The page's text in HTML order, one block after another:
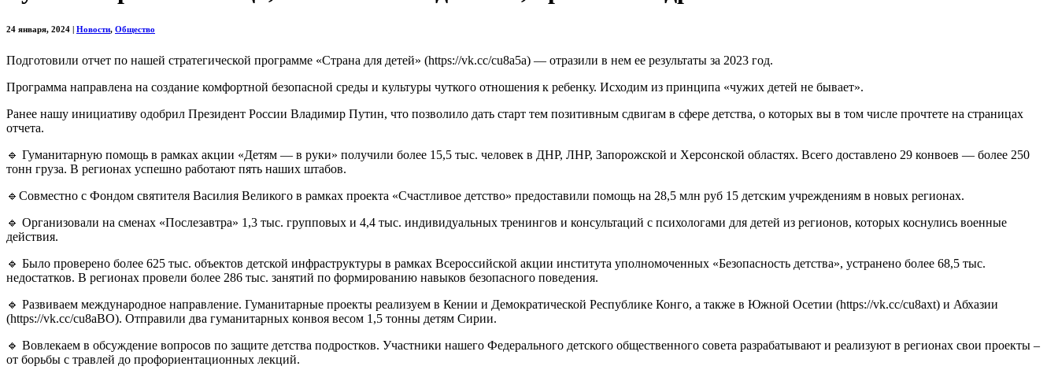
24 января, 2024 Новости, Общество
Подготовили отчет по нашей стратегической программе «Страна для детей» (https://vk.cc/cu8a5a) — отразили в нем ее результаты за 2023 год.
Программа направлена на создание комфортной безопасной среды и культуры чуткого отношения к ребенку. Исходим из принципа «чужих детей не бывает».
Ранее нашу инициативу одобрил Президент России Владимир Путин, что позволило дать старт тем позитивным сдвигам в сфере детства, о которых вы в том числе прочтете на страницах
отчета.
🔹 Гуманитарную помощь в рамках акции «Детям — в руки» получили более 15,5 тыс. человек в ДНР, ЛНР, Запорожской и Херсонской областях. Всего доставлено 29 конвоев — более 250
тонн груза. В регионах успешно работают пять наших штабов.
🔹Совместно с Фондом святителя Василия Великого в рамках проекта «Счастливое детство» предоставили помощь на 28,5 млн руб 15 детским учреждениям в новых регионах.
🔹 Организовали на сменах «Послезавтра» 1,3 тыс. групповых и 4,4 тыс. индивидуальных тренингов и консультаций с психологами для детей из регионов, которых коснулись военные
действия.
🔹 Было проверено более 625 тыс. объектов детской инфраструктуры в рамках Всероссийской акции института уполномоченных «Безопасность детства», устранено более 68,5 тыс.
недостатков. В регионах провели более 286 тыс. занятий по формированию навыков безопасного поведения.
🔹 Развиваем международное направление. Гуманитарные проекты реализуем в Кении и Демократической Республике Конго, а также в Южной Осетии (https://vk.cc/cu8axt) и Абхазии
(https://vk.cc/cu8aBO). Отправили два гуманитарных конвоя весом 1,5 тонны детям Сирии.
🔹 Вовлекаем в обсуждение вопросов по защите детства подростков. Участники нашего Федерального детского общественного совета разрабатывают и реализуют в регионах свои проекты –
от борьбы с травлей до профориентационных лекций.